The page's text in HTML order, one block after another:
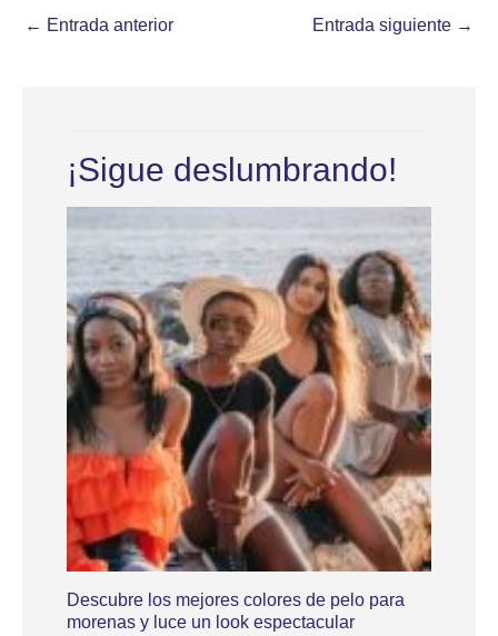
← Entrada anterior Entrada siguiente →
¡Sigue deslumbrando!
Descubre los mejores colores de pelo para
morenas y luce un look espectacular